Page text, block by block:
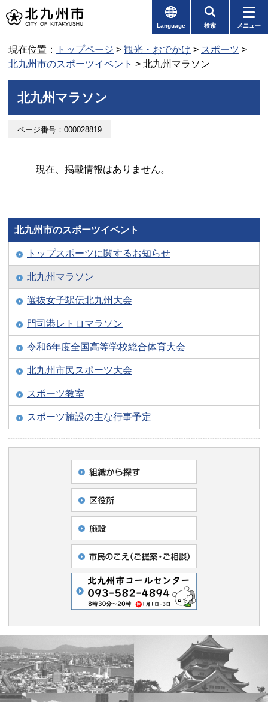
Language 検索 メニュー
現在位置： トップページ > 観光・おでかけ > スポーツ >
北九州市のスポーツイベント > 北九州マラソン
北九州マラソン
ページ番号：000028819
現在、掲載情報はありません。
北九州市のスポーツイベント
トップスポーツに関するお知らせ
北九州マラソン
選抜女子駅伝北九州大会
門司港レトロマラソン
令和6年度全国高等学校総合体育大会
北九州市民スポーツ大会
スポーツ教室
スポーツ施設の主な行事予定